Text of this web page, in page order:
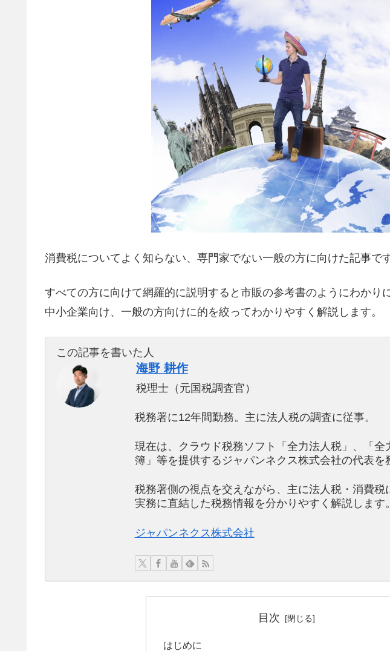
消費税についてよく知らない、専門家でない一般の方に向けた記事です
すべての方に向けて網羅的に説明すると市販の参考書のようにわかり
中小企業向け、一般の方向けに的を絞ってわかりやすく解説します。
この記事を書いた人
海野 耕作
税理士（元国税調査官）
税務署に12年間勤務。主に法人税の調査に従事。
現在は、クラウド税務ソフト「全力法人税」、「全
簿」等を提供するジャパンネクス株式会社の代表を
税務署側の視点を交えながら、主に法人税・消費税
実務に直結した税務情報を分かりやすく解説します。
ジャパンネクス株式会社
目次
はじめに